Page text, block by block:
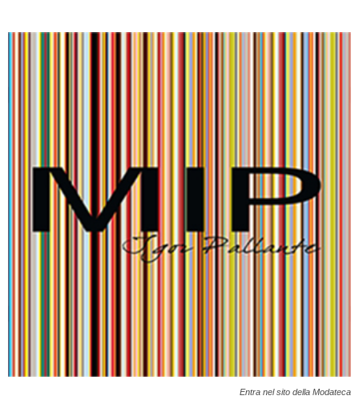
Entra nel sito della Modateca